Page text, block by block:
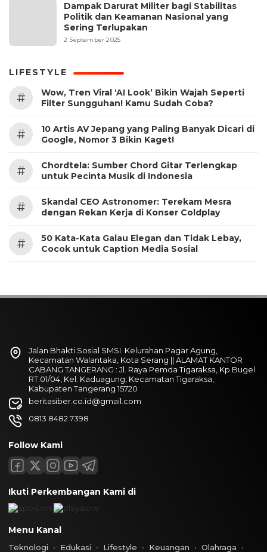
Dampak Darurat Militer bagi Stabilitas
Politik dan Keamanan Nasional yang
Sering Terlupakan
2 September 2025
LIFESTYLE
#
Wow, Tren Viral ‘AI Look’ Bikin Wajah Seperti
Filter Sungguhan! Kamu Sudah Coba?
#
10 Artis AV Jepang yang Paling Banyak Dicari di
Google, Nomor 3 Bikin Kaget!
#
Chordtela: Sumber Chord Gitar Terlengkap
untuk Pecinta Musik di Indonesia
#
Skandal CEO Astronomer: Terekam Mesra
dengan Rekan Kerja di Konser Coldplay
#
50 Kata-Kata Galau Elegan dan Tidak Lebay,
Cocok untuk Caption Media Sosial
Jalan Bhakti Sosial SMSI. Kelurahan Pagar Agung,
Kecamatan Walantaka, Kota Serang || ALAMAT KANTOR
CABANG TANGERANG : Jl. Raya Pemda Tigaraksa, Kp.Bugel
RT.01/04, Kel. Kaduagung, Kecamatan Tigaraksa,
Kabupaten Tangerang 15720
beritasiber.co.id@gmail.com
0813 8482 7398
Follow Kami
Ikuti Perkembangan Kami di
Menu Kanal
Teknologi Edukasi Lifestyle Keuangan Olahraga